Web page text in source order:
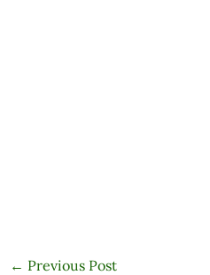
← Previous Post